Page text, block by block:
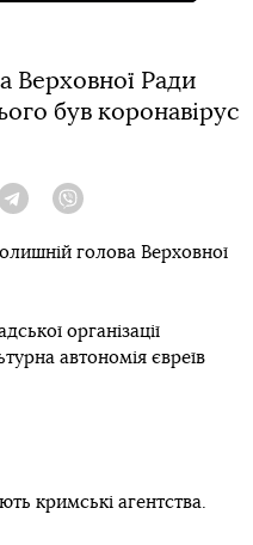
Верховної Ради
був коронавірус
Telegram
голова Верховної
організації
автономія євреїв
кримські агентства.